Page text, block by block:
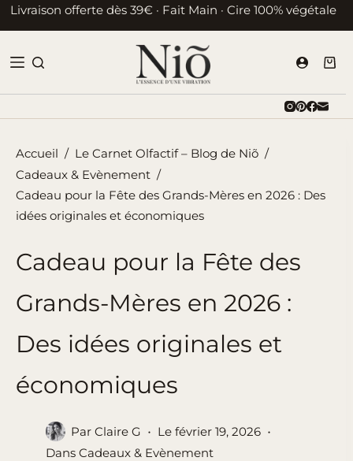
Passer
au
Livraison offerte dès 39€ · Fait Main · Cire 100% végétale
Accueil / Le Carnet Olfactif – Blog de Niõ /
Cadeaux & Evènement /
Cadeau pour la Fête des Grands-Mères en 2026 : Des
idées originales et économiques
Cadeau pour la Fête des
Grands-Mères en 2026 :
Des idées originales et
économiques
Par Claire G Le février 19, 2026
Dans Cadeaux & Evènement